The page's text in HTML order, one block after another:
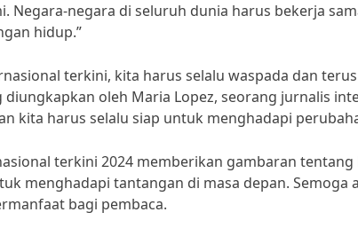
Negara-negara di seluruh dunia harus bekerja
hidup.”
terkini, kita harus selalu waspada dan
oleh Maria Lopez, seorang jurnalis
kita harus selalu siap untuk menghadapi
terkini 2024 memberikan gambaran
menghadapi tantangan di masa depan. Semoga
bagi pembaca.